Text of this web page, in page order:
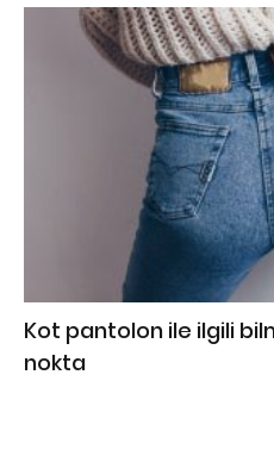
Kot pantolon ile ilgili
nokta